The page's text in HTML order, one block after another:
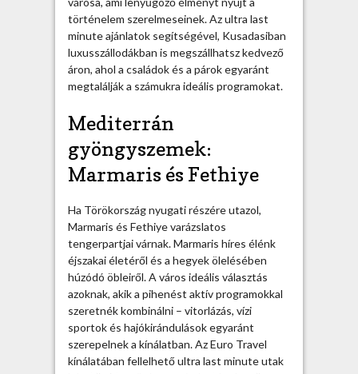
t
o
k
?
b
j
e
g
z
s
h
e
z
történelem szerelmeseinek. Az ultra last
minute ajánlatok segítségével, Kusadasiban
luxusszállodákban is megszállhatsz kedvező
áron, ahol a családok és a párok egyaránt
megtalálják a számukra ideális programokat.
Mediterrán
gyöngyszemek:
Marmaris és Fethiye
Ha Törökország nyugati részére utazol,
Marmaris és Fethiye varázslatos
tengerpartjai várnak. Marmaris híres élénk
éjszakai életéről és a hegyek ölelésében
húzódó öbleiről. A város ideális választás
azoknak, akik a pihenést aktív programokkal
szeretnék kombinálni – vitorlázás, vízi
sportok és hajókirándulások egyaránt
szerepelnek a kínálatban. Az Euro Travel
kínálatában fellelhető ultra last minute utak